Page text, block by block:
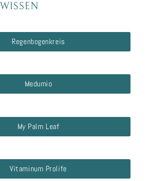
WISSEN
Regenbogenkreis
Medumio
My Palm Leaf
Vitaminum Prolife